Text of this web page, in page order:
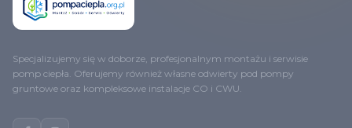
Specjalizujemy się w doborze, profesjonalnym montażu i serwisie
pomp ciepła. Oferujemy również własne odwierty pod pompy
gruntowe oraz kompleksowe instalacje CO i CWU.